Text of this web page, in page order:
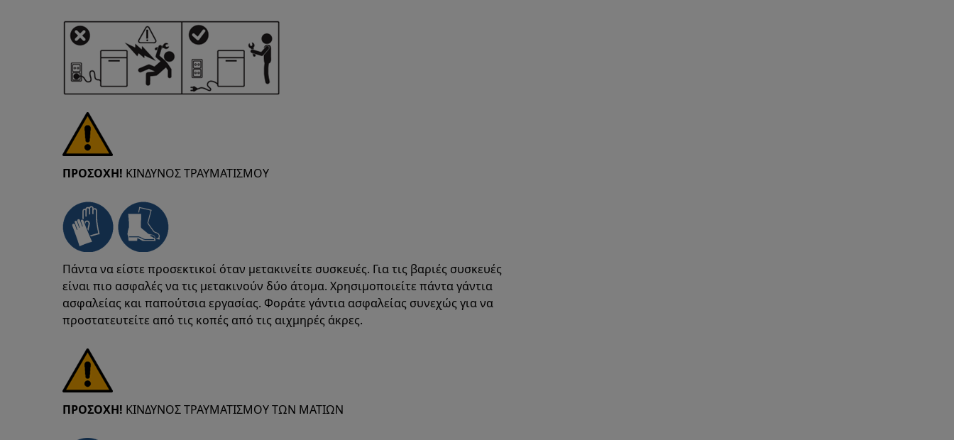
ΠΡΟΣΟΧΗ! ΚΙΝΔΥΝΟΣ ΤΡΑΥΜΑΤΙΣΜΟΥ
Πάντα να είστε προσεκτικοί όταν μετακινείτε συσκευές. Για τις βαριές συσκευές
είναι πιο ασφαλές να τις μετακινούν δύο άτομα. Χρησιμοποιείτε πάντα γάντια
ασφαλείας και παπούτσια εργασίας. Φοράτε γάντια ασφαλείας συνεχώς για να
προστατευτείτε από τις κοπές από τις αιχμηρές άκρες.
ΠΡΟΣΟΧΗ! ΚΙΝΔΥΝΟΣ ΤΡΑΥΜΑΤΙΣΜΟΥ ΤΩΝ ΜΑΤΙΩΝ